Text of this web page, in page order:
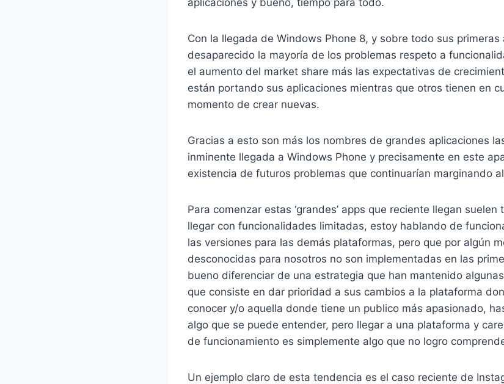
Con la llegada de Windows Phone 8, y sobre todo sus primeras
desaparecido la mayoría de los problemas respeto a
el aumento del market share más las expectativas de
están portando sus aplicaciones mientras que otros tienen en
momento de crear nuevas.
Gracias a esto son más los nombres de grandes aplicaciones
inminente llegada a Windows Phone y precisamente en este
existencia de futuros problemas que continuarían marginando
Para comenzar estas ‘grandes’ apps que reciente llegan
llegar con funcionalidades limitadas, estoy hablando de
las versiones para las demás plataformas, pero que por algún
desconocidas para nosotros no son implementadas en las
bueno diferenciar de una estrategia que han mantenido
que consiste en dar prioridad a sus cambios a la plataforma
conocer y/o aquella donde tiene un publico más apasionado,
algo que se puede entender, pero llegar a una plataforma y
de funcionamiento es simplemente algo que no logro
Un ejemplo claro de esta tendencia es el caso reciente de